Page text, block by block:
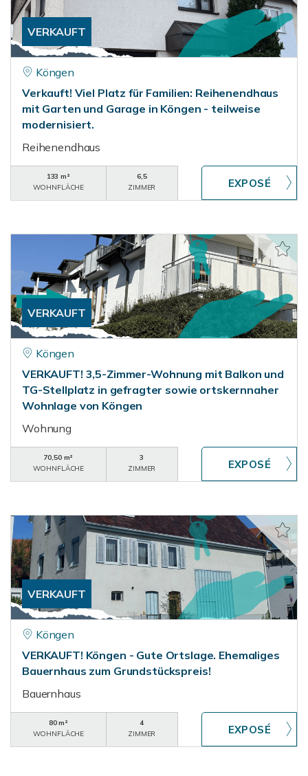
VERKAUFT
Köngen
Verkauft! Viel Platz für Familien: Reihenendhaus
mit Garten und Garage in Köngen - teilweise
modernisiert.
Reihenendhaus
133 m²
WOHNFLÄCHE
6,5
ZIMMER
VERKAUFT
Köngen
VERKAUFT! 3,5-Zimmer-Wohnung mit Balkon und
TG-Stellplatz in gefragter sowie ortskernnaher
Wohnlage von Köngen
Wohnung
70,50 m²
WOHNFLÄCHE
3
ZIMMER
VERKAUFT
Köngen
VERKAUFT! Köngen - Gute Ortslage. Ehemaliges
Bauernhaus zum Grundstückspreis!
Bauernhaus
80 m²
WOHNFLÄCHE
4
ZIMMER